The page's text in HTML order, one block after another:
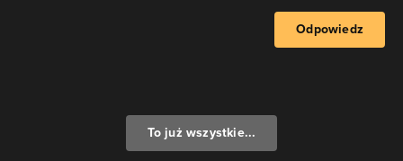
Odpowiedz
To już wszystkie...